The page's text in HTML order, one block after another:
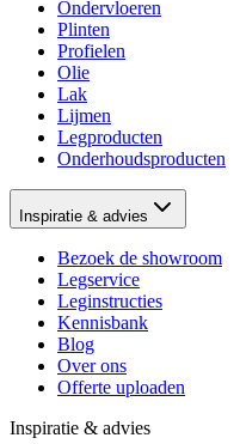
Ondervloeren
Plinten
Profielen
Olie
Lak
Lijmen
Legproducten
Onderhoudsproducten
Inspiratie & advies
Bezoek de showroom
Legservice
Leginstructies
Kennisbank
Blog
Over ons
Offerte uploaden
Inspiratie & advies